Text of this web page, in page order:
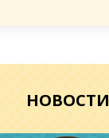
НОВОСТИ